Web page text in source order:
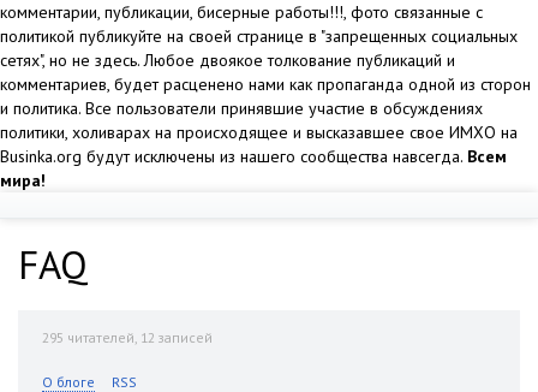
комментарии, публикации, бисерные работы!!!, фото связанные с
политикой публикуйте на своей странице в "запрещенных социальных
сетях", но не здесь. Любое двоякое толкование публикаций и
комментариев, будет расценено нами как пропаганда одной из сторон
и политика. Все пользователи принявшие участие в обсуждениях
политики, холиварах на происходящее и высказавшее свое ИМХО на
Businka.org будут исключены из нашего сообщества навсегда. Всем
мира!
FAQ
295 читателей, 12 записей
О блоге RSS